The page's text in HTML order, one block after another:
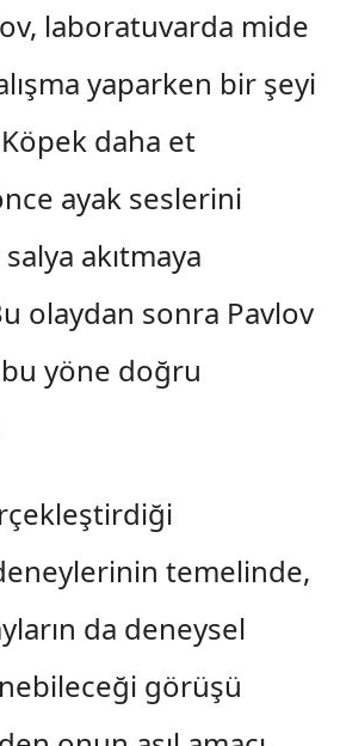
laboratuvarda mide
yaparken bir şeyi
daha et
ayak seslerini
akıtmaya
olaydan sonra Pavlov
bu yöne doğru
temelinde,
da deneysel
görüşü